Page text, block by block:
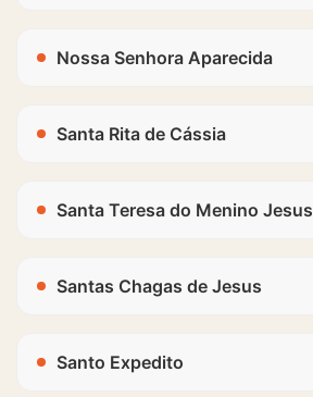
Nossa Senhora Aparecida
Santa Rita de Cássia
Santa Teresa do Menino Jesus
Santas Chagas de Jesus
Santo Expedito